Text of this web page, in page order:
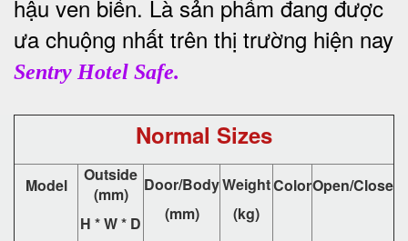
hậu ven biển. Là sản phẩm đang được
ưa chuộng nhất trên thị trường hiện nay
Sentry Hotel Safe.
Normal Sizes
Model
Outside
(mm)
H * W * D
Door/Body
(mm)
Weight
(kg)
ColorOpen/Close